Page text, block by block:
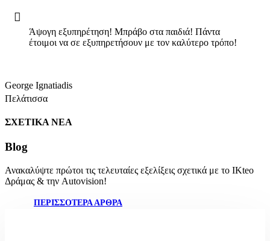
Άψογη εξυπηρέτηση! Μπράβο στα παιδιά! Πάντα
έτοιμοι να σε εξυπηρετήσουν με τον καλύτερο τρόπο!
George Ignatiadis
Πελάτισσα
ΣΧΕΤΙΚΑ ΝΕΑ
Blog
Ανακαλύψτε πρώτοι τις τελευταίες εξελίξεις σχετικά με το IKteo
Δράμας & την Autovision!
ΠΕΡΙΣΣΟΤΕΡΑ ΑΡΘΡΑ